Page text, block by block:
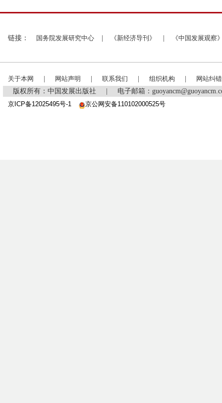
链接： 国务院发展研究中心 《新经济导刊》 《中国发展观察
关于本网 网站声明 联系我们 组织机构
网站纠错
版权所有：中国发展出版社
电子邮箱：
京ICP备12025495号-1
京公网安备110102000525号